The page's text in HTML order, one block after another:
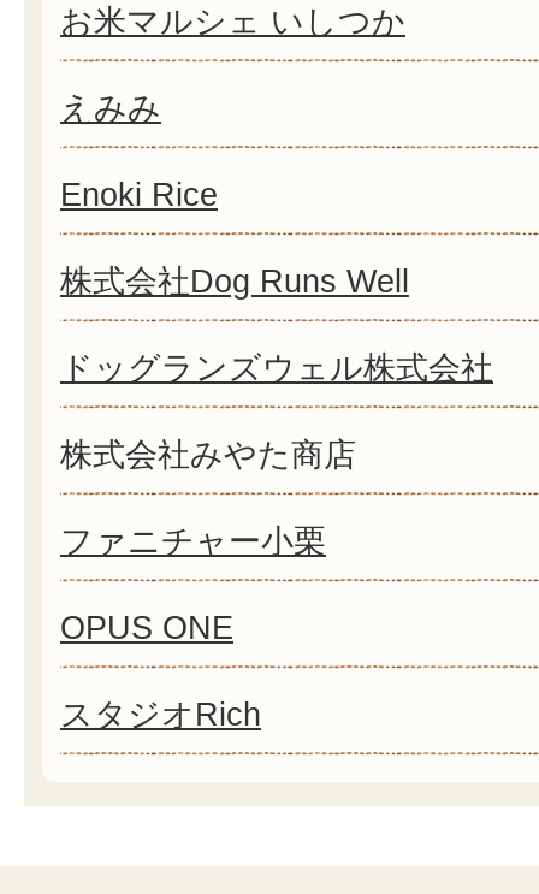
お米マルシェ いしつか
えみみ
Enoki Rice
株式会社Dog Runs Well
ドッグランズウェル株式会社
株式会社みやた商店
ファニチャー小栗
OPUS ONE
スタジオRich